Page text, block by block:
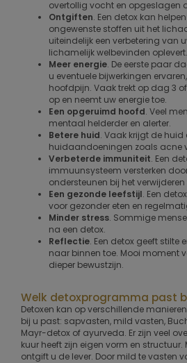
overtollig vocht en opgeslagen
Ontgiften. Een detox kan
ongewenste stoffen uit het
uiteindelijk een verbetering van
lichamelijk welbevinden oplevert.
Meer energie. De eerste paar
u eventuele bijwerkingen
hoofdpijn. Vaak trekt op dag 3
op en neemt uw energie toe.
Een opgeruimd hoofd. Veel
mentaal helderder en alerter.
Betere huid. Vaak krijgt de
huidaandoeningen zoals acne
Verbeterde immuniteit. Een
immuunsysteem versterken
ondersteunen bij het verwijderen
Een gezonde leefstijl. Een
voor gezonder eten en
Minder stress. Sommige
na een detox.
Reflectie. Een detox geeft stilte
naar binnen toe. Mooi moment
dieper bewustzijn.
Welk detoxprogramma past
Detoxen kan op verschillende
bij u past: sapvasten, mild vasten,
Mayr-detox of ayurveda. Er zijn veel
kuur heeft zijn eigen vorm en
ontgift u de lever. Door mild te vasten